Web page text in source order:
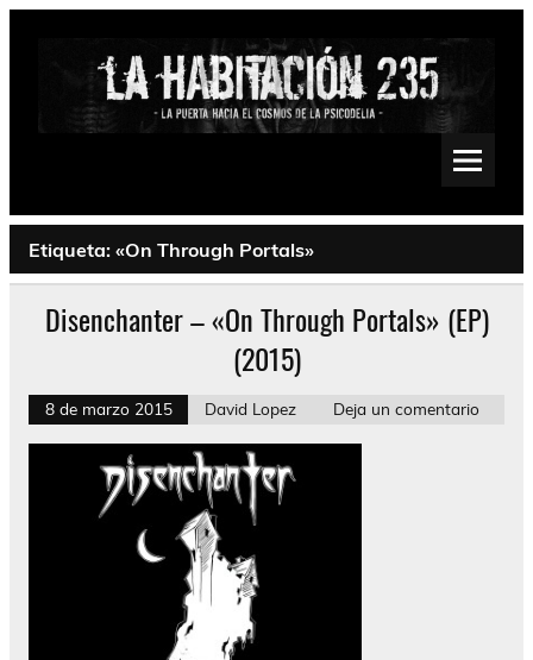
Saltar
Psychedelic, Stoner, Doom, Sludge, Fuzz, Space, Drone
Etiqueta: «On Through Portals»
Disenchanter – «On Through Portals» (EP)
(2015)
8 de marzo 2015 David Lopez Deja un comentario